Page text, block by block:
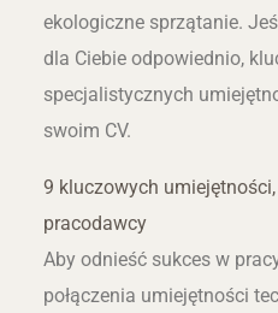
ekologiczne sprzątanie.
dla Ciebie odpowiednio,
specjalistycznych
swoim CV.
9 kluczowych
pracodawcy
Aby odnieść sukces w
połączenia umiejętności